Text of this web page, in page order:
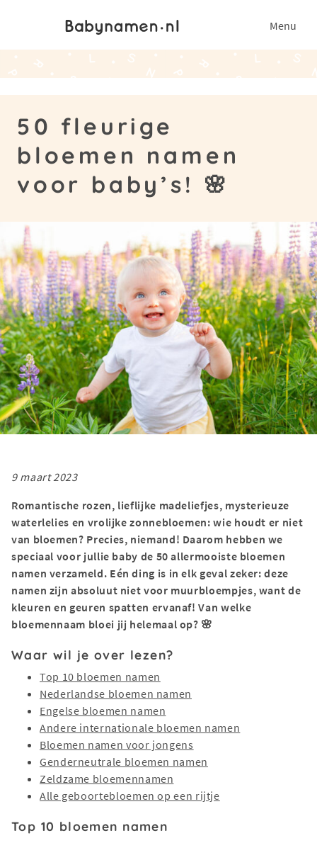
Menu
50 fleurige
bloemen namen
voor baby’s! 🌸
9 maart 2023
Romantische rozen, lieflijke madeliefjes, mysterieuze
waterlelies en vrolijke zonnebloemen: wie houdt er niet
van bloemen? Precies, niemand! Daarom hebben we
speciaal voor jullie baby de 50 allermooiste bloemen
namen verzameld. Eén ding is in elk geval zeker: deze
namen zijn absoluut niet voor muurbloempjes, want de
kleuren en geuren spatten ervanaf! Van welke
bloemennaam bloei jij helemaal op? 🌸
Waar wil je over lezen?
Top 10 bloemen namen
Nederlandse bloemen namen
Engelse bloemen namen
Andere internationale bloemen namen
Bloemen namen voor jongens
Genderneutrale bloemen namen
Zeldzame bloemennamen
Alle geboortebloemen op een rijtje
Top 10 bloemen namen